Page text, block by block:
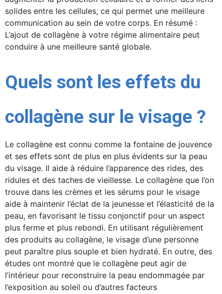
solides entre les cellules, ce qui permet une meilleure
communication au sein de votre corps. En résumé :
L’ajout de collagène à votre régime alimentaire peut
conduire à une meilleure santé globale.
Quels sont les effets du
collagène sur le visage ?
Le collagène est connu comme la fontaine de jouvence
et ses effets sont de plus en plus évidents sur la peau
du visage. Il aide à réduire l’apparence des rides, des
ridules et des taches de vieillesse. Le collagène que l’on
trouve dans les crèmes et les sérums pour le visage
aide à maintenir l’éclat de la jeunesse et l’élasticité de la
peau, en favorisant le tissu conjonctif pour un aspect
plus ferme et plus rebondi. En utilisant régulièrement
des produits au collagène, le visage d’une personne
peut paraître plus souple et bien hydraté. En outre, des
études ont montré que le collagène peut agir de
l’intérieur pour reconstruire la peau endommagée par
l’exposition au soleil ou d’autres facteurs